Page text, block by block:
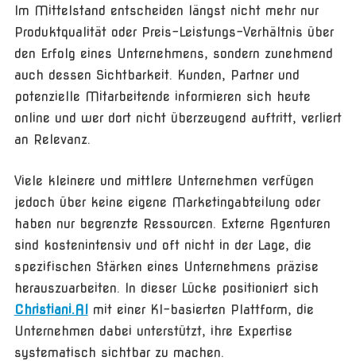
Im Mittelstand entscheiden längst nicht mehr nur
Produktqualität oder Preis-Leistungs-Verhältnis über
den Erfolg eines Unternehmens, sondern zunehmend
auch dessen Sichtbarkeit. Kunden, Partner und
potenzielle Mitarbeitende informieren sich heute
online und wer dort nicht überzeugend auftritt, verliert
an Relevanz.
Viele kleinere und mittlere Unternehmen verfügen
jedoch über keine eigene Marketingabteilung oder
haben nur begrenzte Ressourcen. Externe Agenturen
sind kostenintensiv und oft nicht in der Lage, die
spezifischen Stärken eines Unternehmens präzise
herauszuarbeiten. In dieser Lücke positioniert sich
Christiani.AImit einer KI-basierten Plattform, die
Unternehmen dabei unterstützt, ihre Expertise
systematisch sichtbar zu machen.